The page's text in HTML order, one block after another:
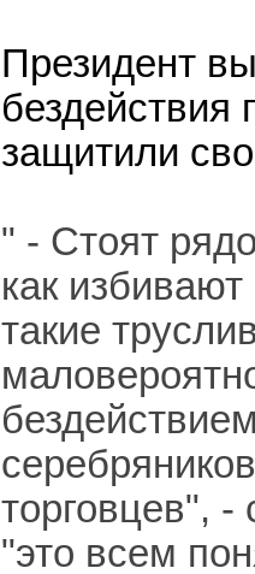
Президент
бездействия
защитили
" - Стоят
как
такие
торговцев", -
"это всем